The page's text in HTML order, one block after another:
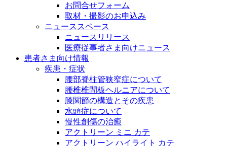
お問合せフォーム
取材・撮影のお申込み
ニューススペース
ニュースリリース
医療従事者さま向けニュース
患者さま向け情報
疾患・症状
腰部脊柱管狭窄症について
腰椎椎間板ヘルニアについて
膝関節の構造とその疾患
水頭症について
慢性創傷の治癒
アクトリーン ミニ カテ
アクトリーン ハイライト カテ